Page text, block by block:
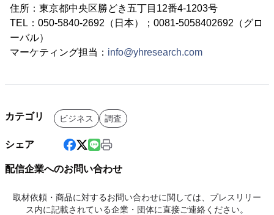
住所：東京都中央区勝どき五丁目12番4-1203号
TEL：050-5840-2692（日本）；0081-5058402692（グロ
ーバル）
マーケティング担当： info@yhresearch.com
カテゴリ ビジネス 調査
シェア
配信企業へのお問い合わせ
取材依頼・商品に対するお問い合わせに関しては、プレスリリー
ス内に記載されている企業・団体に直接ご連絡ください。